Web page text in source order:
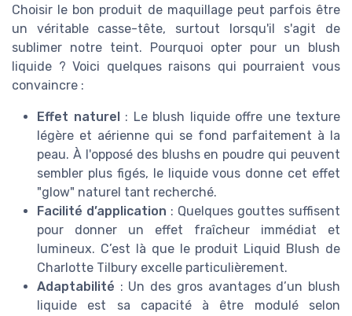
Choisir le bon produit de maquillage peut parfois être
un véritable casse-tête, surtout lorsqu'il s'agit de
sublimer notre teint. Pourquoi opter pour un blush
liquide ? Voici quelques raisons qui pourraient vous
convaincre :
Effet naturel: Le blush liquide offre une texture
légère et aérienne qui se fond parfaitement à la
peau. À l'opposé des blushs en poudre qui peuvent
sembler plus figés, le liquide vous donne cet effet
"glow" naturel tant recherché.
Facilité d’application : Quelques gouttes suffisent
pour donner un effet fraîcheur immédiat et
lumineux. C’est là que le produit Liquid Blush de
Charlotte Tilbury excelle particulièrement.
Adaptabilité : Un des gros avantages d’un blush
liquide est sa capacité à être modulé selon